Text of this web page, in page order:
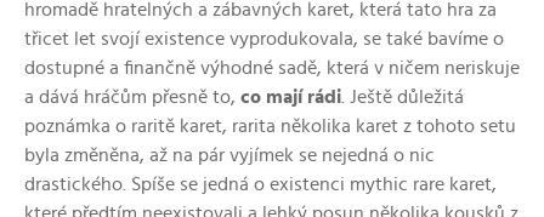
hromadě hratelných a zábavných karet, která tato hra za
třicet let svojí existence vyprodukovala, se také bavíme o
dostupné a finančně výhodné sadě, která v ničem neriskuje
a dává hráčům přesně to, co mají rádi . Ještě důležitá
poznámka o raritě karet, rarita několika karet z tohoto setu
byla změněna, až na pár vyjímek se nejedná o nic
drastického. Spíše se jedná o existenci mythic rare karet,